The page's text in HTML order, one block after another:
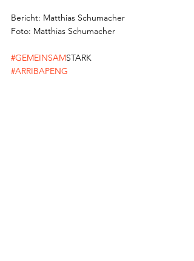
Bericht: Matthias Schumacher
Foto: Matthias Schumacher
#GEMEINSAMSTARK
#ARRIBAPENG